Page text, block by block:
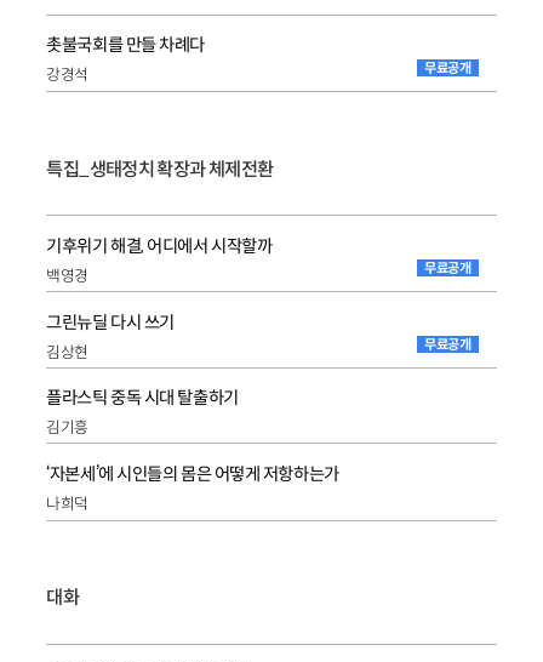
촛불국회를 만들 차례다
강경석 무료공개
특집_생태정치 확장과 체제전환
기후위기 해결, 어디에서 시작할까
백영경 무료공개
그린뉴딜 다시 쓰기
김상현 무료공개
플라스틱 중독 시대 탈출하기
김기흥
‘자본세’에 시인들의 몸은 어떻게 저항하는가
나희덕
대화